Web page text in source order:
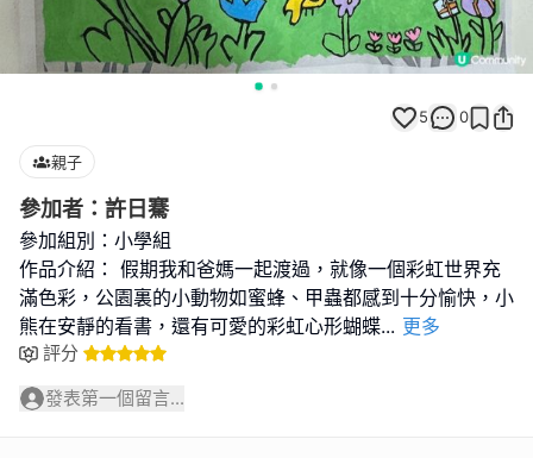
5 0
親子
參加者：許日騫
參加組別：小學組
作品介紹： 假期我和爸媽一起渡過，就像一個彩虹世界充
滿色彩，公園裏的小動物如蜜蜂、甲蟲都感到十分愉快，小
熊在安靜的看書，還有可愛的彩虹心形蝴蝶... 更多
評分
發表第一個留言...